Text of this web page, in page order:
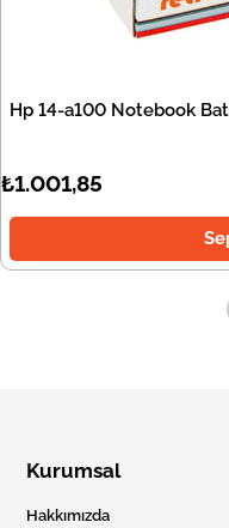
Hp 14-a100 Notebook
₺1.001,85
Kurumsal
Hakkımızda